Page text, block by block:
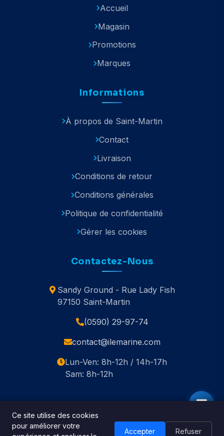
Accueil
Magasin
Promotions
Marques
Informations
À propos de Saint-Martin
Contact
Livraison
Conditions de retour
Conditions générales
Politique de confidentialité
Gérer les cookies
Contactez-Nous
Sandy Ground - Rue Lady Fish
97150 Saint-Martin
(0590) 29-97-74
contact@ilemarine.com
Lun-Ven: 8h-12h / 14h-17h
Sam: 8h-12h
© 2020-2026 Île Marine. Tous droits réservés.
Ce site utilise des cookies
pour améliorer votre
Accepter Refuser